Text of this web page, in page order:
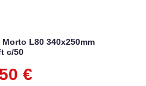
L80 340x250mm
c/50
€